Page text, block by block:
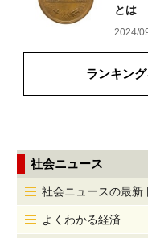
とは
2024/
ランキン
社会ニュース
社会ニュースの最新
よくわかる経済